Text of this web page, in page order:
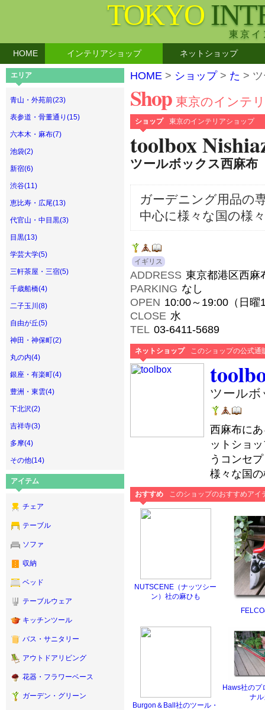
TOKYO
東京イ
HOME インテリアショップ ネットショップ
エリア
青山・外苑前(23)
表参道・骨董通り(15)
六本木・麻布(7)
池袋(2)
新宿(6)
渋谷(11)
恵比寿・広尾(13)
代官山・中目黒(3)
目黒(13)
学芸大学(5)
三軒茶屋・三宿(5)
千歳船橋(4)
二子玉川(8)
自由が丘(5)
神田・神保町(2)
丸の内(4)
銀座・有楽町(4)
豊洲・東雲(4)
下北沢(2)
吉祥寺(3)
多摩(4)
その他(14)
アイテム
チェア
テーブル
ソファ
収納
ベッド
テーブルウェア
キッチンツール
バス・サニタリー
アウトドアリビング
花器・フラワーベース
ガーデン・グリーン
HOME > ショップ> た >
Shop 東京のインテ
ショップ 東京のインテリアショップ
toolbox
ツールボックス西麻布
ガーデニング用品の
中心に様々な国の様
イギリス
ADDRESS 東京都港区西麻
PARKING なし
OPEN 10:00～19:00（日曜
CLOSE 水
TEL 03-6411-5689
ネットショップ このショップの公式通
ツールボ
西麻布に
ットショ
うコンセ
様々な国
おすすめ このショップのおすすめアイ
NUTSCENE（ナッツシー
ン）社の麻ひも
Burgon＆Ball社のツール・
Haws社のプ
ナ